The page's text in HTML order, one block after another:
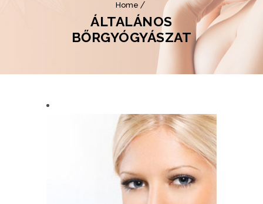
Home
ÁLTALÁNOS
BŐRGYÓGYÁSZAT